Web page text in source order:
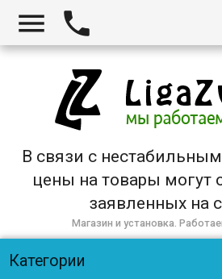
 
В связи с
цены на товары могут
заявленных на
Магазин и установка.
Категории